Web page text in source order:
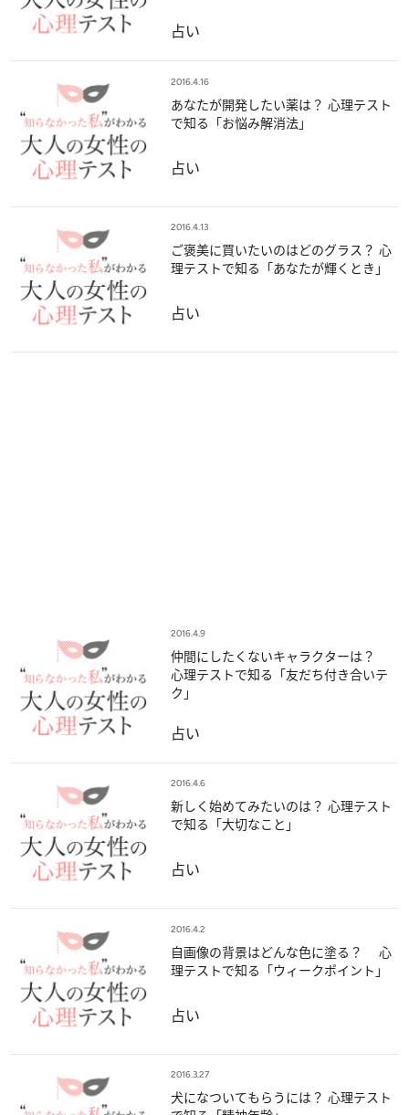
占い
2016.4.16
あなたが開発したい薬は？ 心理テスト
で知る「お悩み解消法」
占い
2016.4.13
ご褒美に買いたいのはどのグラス？ 心
理テストで知る「あなたが輝くとき」
占い
2016.4.9
仲間にしたくないキャラクターは？
心理テストで知る「友だち付き合いテ
ク」
占い
2016.4.6
新しく始めてみたいのは？ 心理テスト
で知る「大切なこと」
占い
2016.4.2
自画像の背景はどんな色に塗る？ 心
理テストで知る「ウィークポイント」
占い
2016.3.27
犬になついてもらうには？ 心理テスト